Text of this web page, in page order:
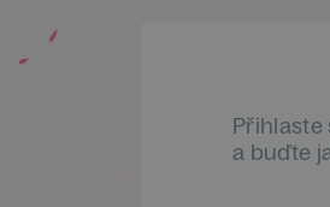
Přihlaste
a buďte